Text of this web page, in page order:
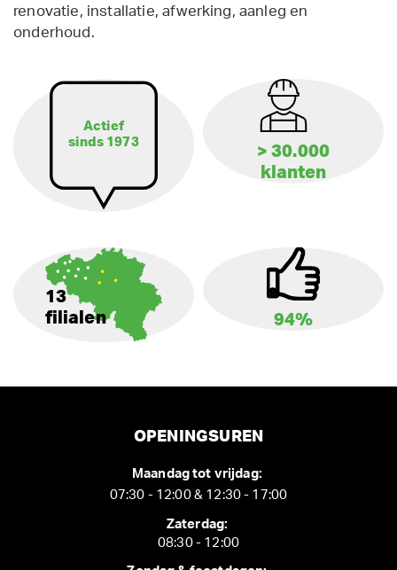
renovatie, installatie, afwerking, aanleg en
onderhoud.
Actief
sinds 1973
> 30.000
klanten
13
filialen
94%
OPENINGSUREN
Maandag tot vrijdag:
07:30 - 12:00 & 12:30 - 17:00
Zaterdag:
08:30 - 12:00